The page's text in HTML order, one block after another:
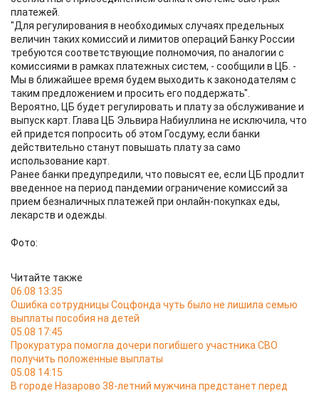
платежей.
"Для регулирования в необходимых случаях предельных
величин таких комиссий и лимитов операций Банку России
требуются соответствующие полномочия, по аналогии с
комиссиями в рамках платежных систем, - сообщили в ЦБ. -
Мы в ближайшее время будем выходить к законодателям с
таким предложением и просить его поддержать".
Вероятно, ЦБ будет регулировать и плату за обслуживание и
выпуск карт. Глава ЦБ Эльвира Набиуллина не исключила, что
ей придется попросить об этом Госдуму, если банки
действительно станут повышать плату за само
использование карт.
Ранее банки предупредили, что повысят ее, если ЦБ продлит
введенное на период пандемии ограничение комиссий за
прием безналичных платежей при онлайн-покупках еды,
лекарств и одежды.
Фото:
Читайте также
06.08 13:35
Ошибка сотрудницы Соцфонда чуть было не лишила семью
выплаты пособия на детей
05.08 17:45
Прокуратура помогла дочери погибшего участника СВО
получить положенные выплаты
05.08 14:15
В городе Назарово 38-летний мужчина предстанет перед